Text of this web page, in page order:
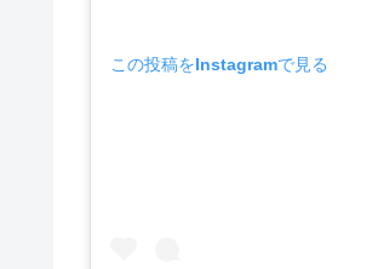
この投稿をInstagramで見る